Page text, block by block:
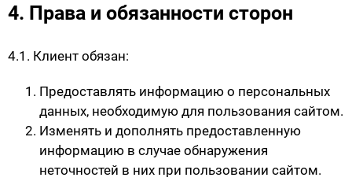
4. Права и обязанности сторон
4.1. Клиент обязан:
Предоставлять информацию о персональных
данных, необходимую для пользования сайтом.
Изменять и дополнять предоставленную
информацию в случае обнаружения
неточностей в них при пользовании сайтом.